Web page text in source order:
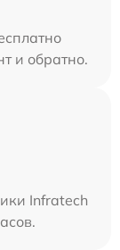
и обратно.
Infratech